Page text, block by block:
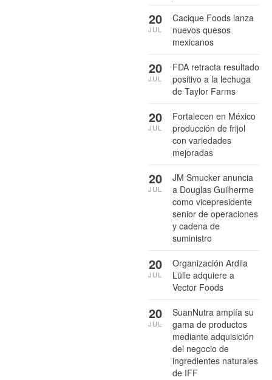
Cacique Foods lanza
nuevos quesos
mexicanos
20
JUL
FDA retracta resultado
positivo a la lechuga
de Taylor Farms
20
JUL
Fortalecen en México
producción de frijol
con variedades
mejoradas
20
JUL
JM Smucker anuncia
a Douglas Guilherme
como vicepresidente
senior de operaciones
y cadena de
suministro
20
JUL
Organización Ardila
Lülle adquiere a
Vector Foods
20
JUL
SuanNutra amplía su
gama de productos
mediante adquisición
del negocio de
ingredientes naturales
de IFF
20
JUL